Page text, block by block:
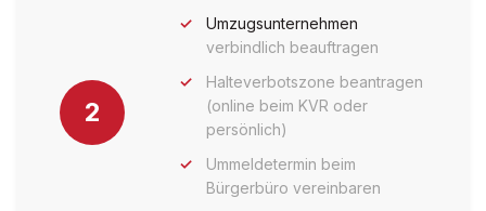
2
Umzugsunternehmen
verbindlich beauftragen
Halteverbotszone beantragen
(online beim KVR oder
persönlich)
Ummeldetermin beim
Bürgerbüro vereinbaren